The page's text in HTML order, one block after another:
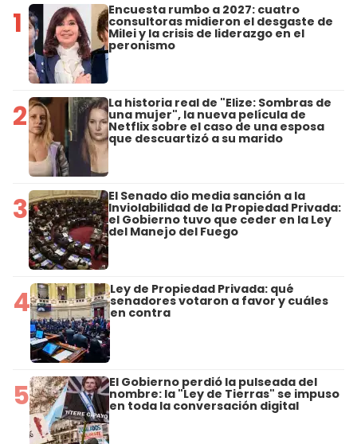
1 Encuesta rumbo a 2027: cuatro
consultoras midieron el desgaste de
Milei y la crisis de liderazgo en el
peronismo
2 La historia real de "Elize: Sombras de
una mujer", la nueva película de
Netflix sobre el caso de una esposa
que descuartizó a su marido
3 El Senado dio media sanción a la
Inviolabilidad de la Propiedad Privada:
el Gobierno tuvo que ceder en la Ley
del Manejo del Fuego
4 Ley de Propiedad Privada: qué
senadores votaron a favor y cuáles
en contra
5 El Gobierno perdió la pulseada del
nombre: la "Ley de Tierras" se impuso
en toda la conversación digital